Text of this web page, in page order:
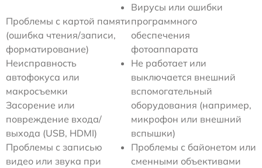
Проблемы с картой памяти
(ошибка чтения/записи,
форматирование)
Неисправность
автофокуса или
макросъемки
Засорение или
повреждение входа/
выхода (USB, HDMI)
Проблемы с записью
видео или звука при
Вирусы или ошибки
программного
обеспечения
фотоаппарата
Не работает или
выключается внешний
вспомогательный
оборудования (например,
микрофон или внешний
вспышки)
Проблемы с байонетом или
сменными объективами